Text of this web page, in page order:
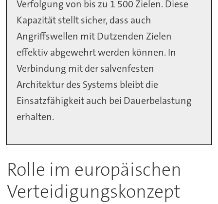
Verfolgung von bis zu 1 500 Zielen. Diese
Kapazität stellt sicher, dass auch
Angriffswellen mit Dutzenden Zielen
effektiv abgewehrt werden können. In
Verbindung mit der salvenfesten
Architektur des Systems bleibt die
Einsatzfähigkeit auch bei Dauerbelastung
erhalten.
Rolle im europäischen
Verteidigungskonzept